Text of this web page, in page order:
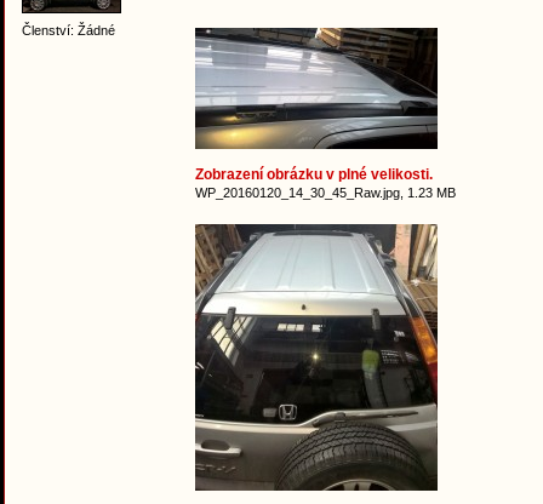
Členství: Žádné
Zobrazení obrázku v plné velikosti.
WP_20160120_14_30_45_Raw.jpg, 1.23 MB